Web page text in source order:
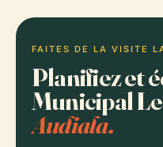
FAITES DE LA VISITE
Planifiez et
Municipal
Audiala.